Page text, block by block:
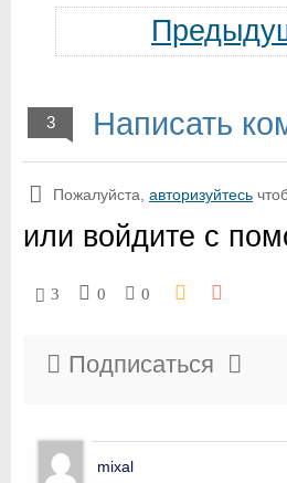
3 Написать
Пожалуйста, авторизуйтесь
или войдите с
3 0 0
Подписаться
mixal